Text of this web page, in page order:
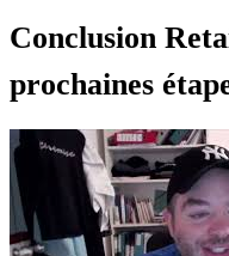
Conclusion
prochaines